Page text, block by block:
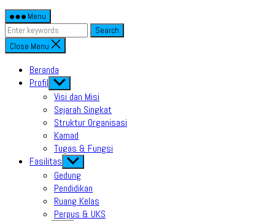
Menu
Search
Close Menu
Beranda
Profil Show
sub
menu
Visi dan Misi
Sejarah Singkat
Struktur Organisasi
Kamad
Tugas & Fungsi
Fasilitas Show
sub
menu
Gedung
Pendidikan
Ruang Kelas
Perpus & UKS